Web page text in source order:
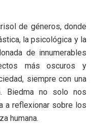
de géneros, donde
la psicológica y la
de innumerables
más oscuros y
siempre con una
Biedma no solo nos
a reflexionar sobre los
humana.